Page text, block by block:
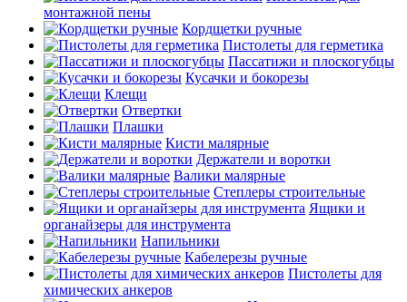
монтажной пены
Кордщетки ручные
Пистолеты для герметика
Пассатижи и плоскогубцы
Кусачки и бокорезы
Клещи
Отвертки
Плашки
Кисти малярные
Держатели и воротки
Валики малярные
Степлеры строительные
Ящики и
органайзеры для инструмента
Напильники
Кабелерезы ручные
Пистолеты для
химических анкеров